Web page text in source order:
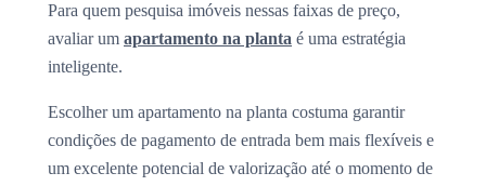
Para quem pesquisa imóveis nessas faixas de preço,
avaliar um apartamento na planta é uma estratégia
inteligente.
Escolher um apartamento na planta costuma garantir
condições de pagamento de entrada bem mais flexíveis e
um excelente potencial de valorização até o momento de